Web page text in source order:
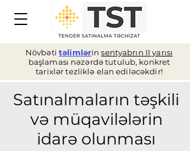
Növbəti təlimlərinsentyabrın II yarısı
başlaması nəzərdə tutulub, konkret
tarixlər tezliklə elan ediləcəkdir!
Satınalmaların təşkili
və müqavilələrin
idarə olunması